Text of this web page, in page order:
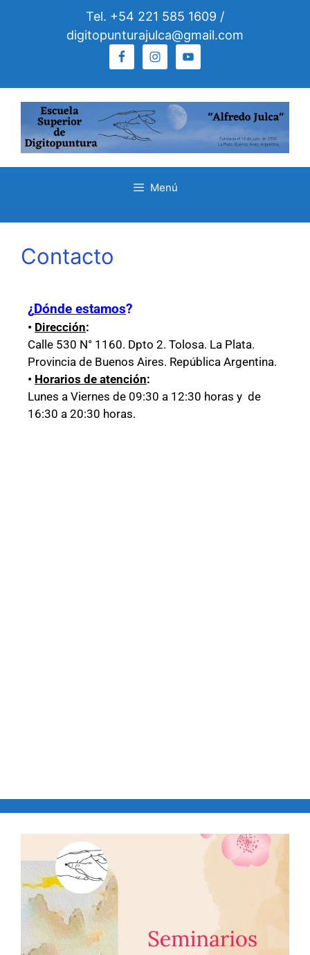
Tel. +54 221 585 1609 /
digitopunturajulca@gmail.com
Menú
Contacto
¿ Dónde estamos?
• Dirección:
Calle 530 N° 1160. Dpto 2. Tolosa. La Plata.
Provincia de Buenos Aires. República Argentina.
• Horarios de atención:
Lunes a Viernes de 09:30 a 12:30 horas y de
16:30 a 20:30 horas.